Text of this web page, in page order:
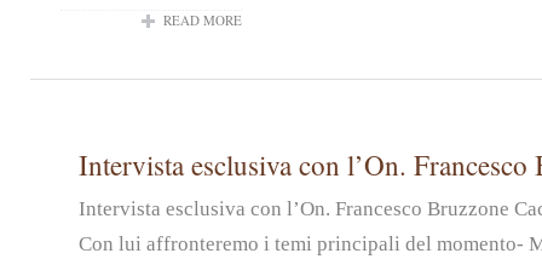
READ MORE
Intervista esclusiva con l’On. Francesco
Intervista esclusiva con l’On. Francesco Bruzzone
Con lui affronteremo i temi principali del momento-